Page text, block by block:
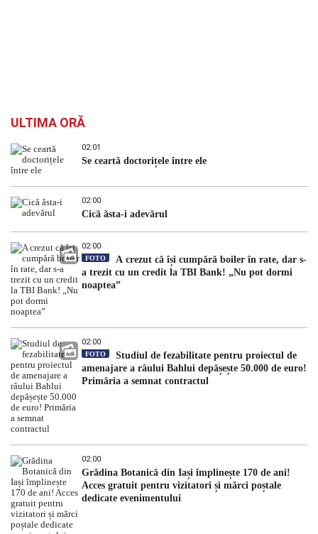
ULTIMA ORĂ
02:01
Se ceartă doctorițele între ele
02:00
Cică ăsta-i adevărul
02:00
FOTO
A crezut că își cumpără boiler în rate, dar s-
a trezit cu un credit la TBI Bank! „Nu pot dormi
noaptea”
02:00
FOTO
Studiul de fezabilitate pentru proiectul de
amenajare a râului Bahlui depășește 50.000 de euro!
Primăria a semnat contractul
02:00
Grădina Botanică din Iași împlinește 170 de ani!
Acces gratuit pentru vizitatori și mărci poștale
dedicate evenimentului